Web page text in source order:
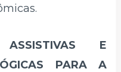
E
PARA A